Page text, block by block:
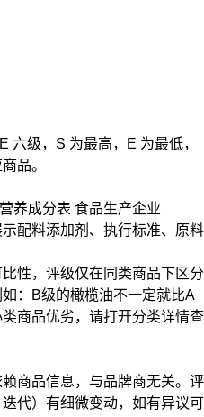
六级， S 为最高， E 为最低，
品。
营养成分表 食品生产企业
配料添加剂 、 执行标准、 原料
性，评级仅在 同类商品下区分
：B级的橄榄油不一定就比A
商品优劣，请打开分类详情查
商品信息， 与品牌商无关。评
代）有细微变动，如有异议可